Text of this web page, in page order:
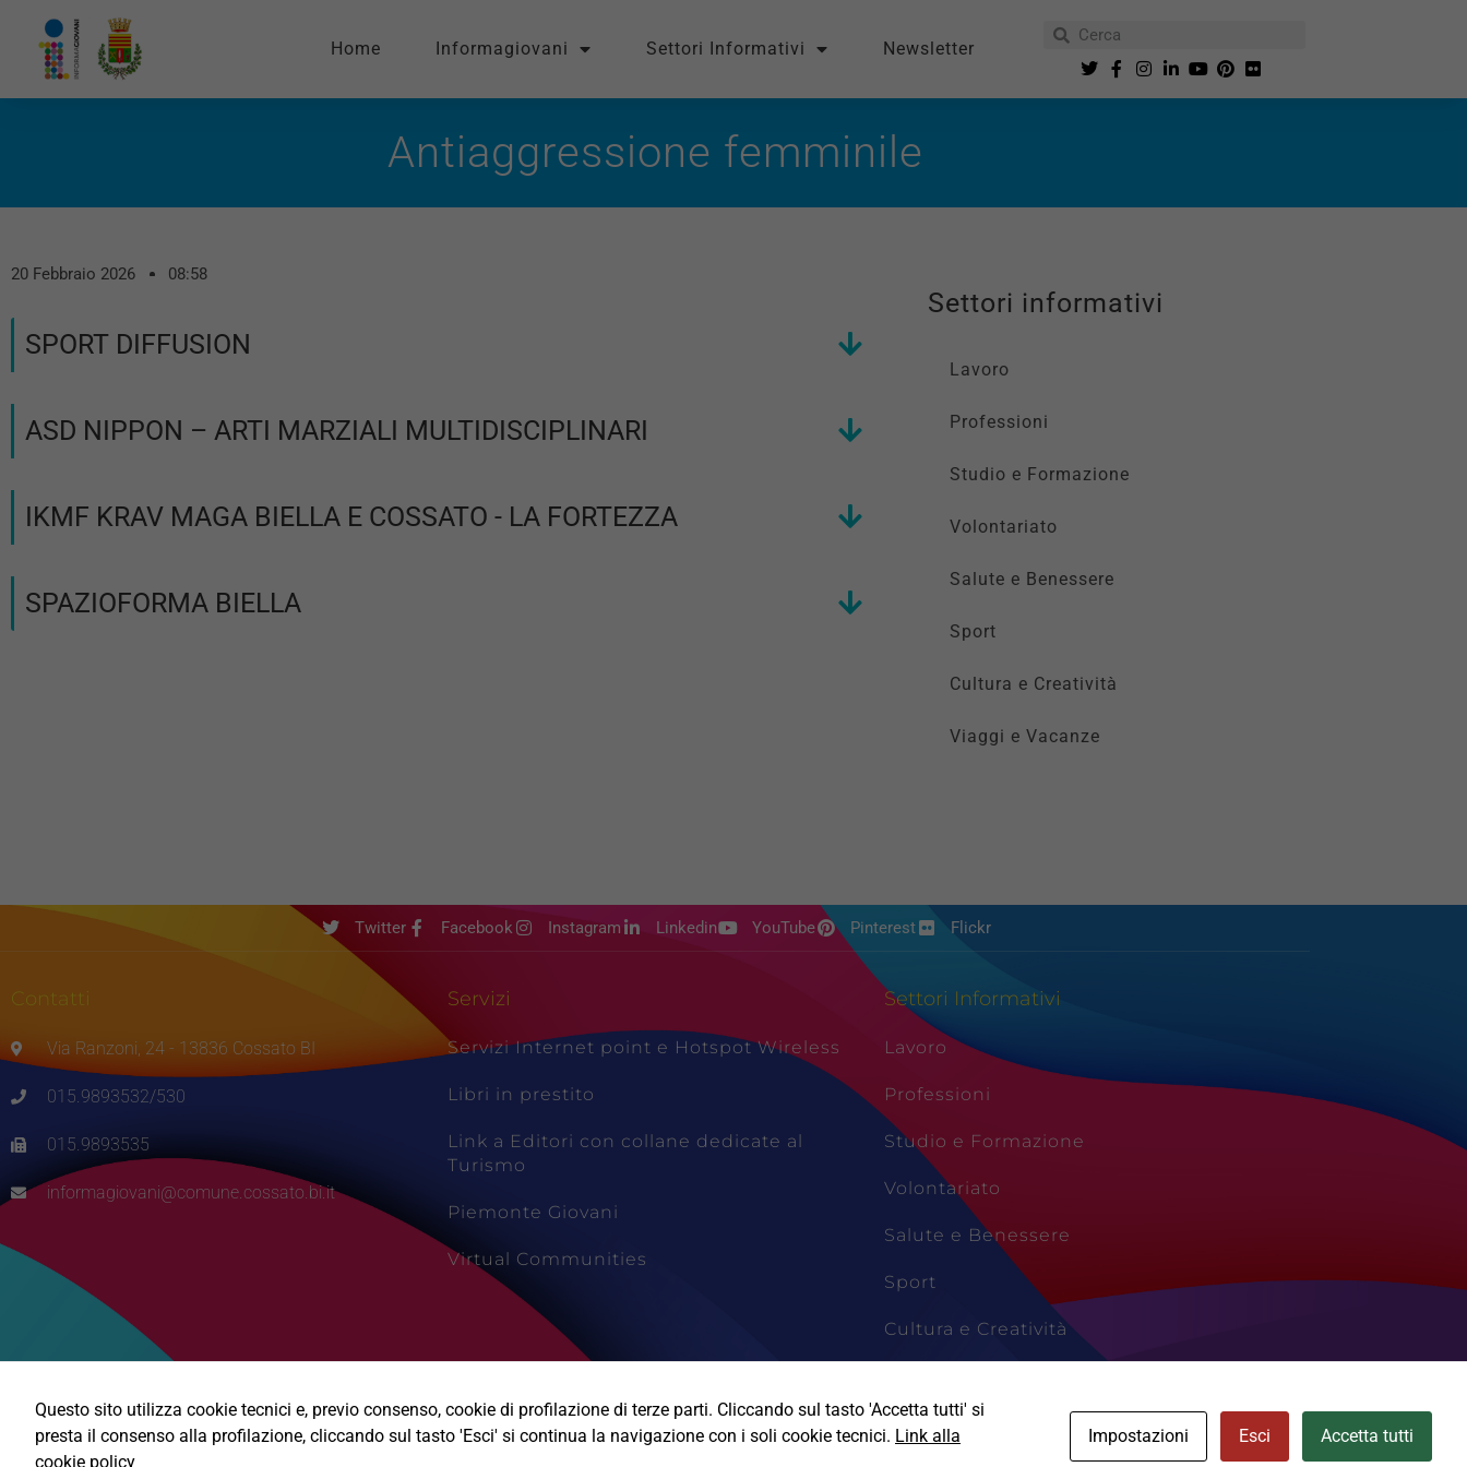
Home Informagiovani Settori Informativi Newsletter
Antiaggressione femminile
20 Febbraio 2026 08:58
SPORT DIFFUSION
ASD NIPPON – ARTI MARZIALI MULTIDISCIPLINARI
IKMF KRAV MAGA BIELLA E COSSATO - LA FORTEZZA
SPAZIOFORMA BIELLA
Settori informativi
Lavoro
Professioni
Studio e Formazione
Volontariato
Salute e Benessere
Sport
Cultura e Creatività
Viaggi e Vacanze
Twitter Facebook Instagram Linkedin YouTube Pinterest Flickr
Contatti
Via Ranzoni, 24 - 13836 Cossato BI
015.9893532/530
015.9893535
informagiovani@comune.cossato.bi.it
Servizi
Servizi Internet point e Hotspot Wireless
Libri in prestito
Link a Editori con collane dedicate al
Turismo
Piemonte Giovani
Virtual Communities
Settori Informativi
Lavoro
Professioni
Studio e Formazione
Volontariato
Salute e Benessere
Sport
Cultura e Creatività
Questo sito utilizza cookie tecnici e, previo consenso, cookie di profilazione di terze parti. Cliccando sul tasto 'Accetta tutti' si
presta il consenso alla profilazione, cliccando sul tasto 'Esci' si continua la navigazione con i soli cookie tecnici. Link alla
cookie policy
Impostazioni Esci Accetta tutti